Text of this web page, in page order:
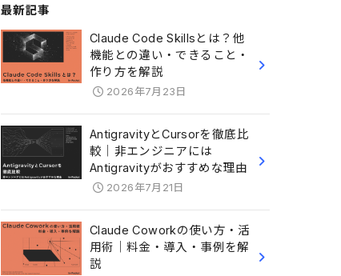
最新記事
Claude Code Skillsとは？他
機能との違い・できること・
作り方を解説
2026年7月23日
AntigravityとCursorを徹底比
較｜非エンジニアには
Antigravityがおすすめな理由
2026年7月21日
Claude Coworkの使い方・活
用術｜料金・導入・事例を解
説